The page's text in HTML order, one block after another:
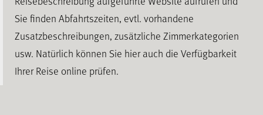
Sie finden Abfahrtszeiten, evtl. vorhandene
Zusatzbeschreibungen, zusätzliche Zimmerkategorien
usw. Natürlich können Sie hier auch die Verfügbarkeit
Ihrer Reise online prüfen.